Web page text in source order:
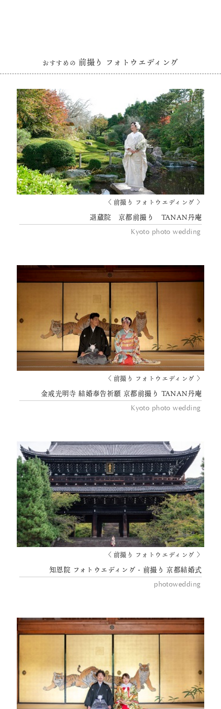
おすすめの 前撮り フォトウエディング
〈 前撮り フォトウエディング 〉
退蔵院 京都前撮り TANAN丹庵
Kyoto photo wedding
〈 前撮り フォトウエディング 〉
金戒光明寺 結婚奉告祈願 京都前撮り TANAN丹庵
Kyoto photo wedding
〈 前撮り フォトウエディング 〉
知恩院 フォトウエディング・前撮り 京都結婚式
photowedding